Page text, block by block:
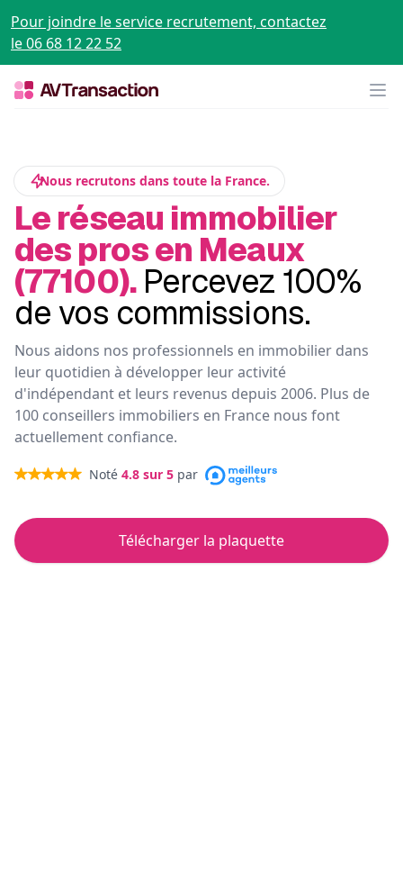
Pour joindre le service recrutement, contactez
le 06 68 12 22 52
Nous recrutons dans toute la France.
Le réseau immobilier
des pros en Meaux
(77100). Percevez 100%
de vos commissions.
Nous aidons nos professionnels en immobilier dans
leur quotidien à développer leur activité
d'indépendant et leurs revenus depuis 2006. Plus de
100 conseillers immobiliers en France nous font
actuellement confiance.
Noté 4.8 sur 5 par
Télécharger la plaquette